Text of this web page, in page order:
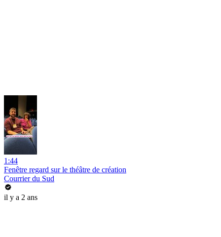
1:44
Fenêtre regard sur le théâtre de création
Courrier du Sud
il y a 2 ans